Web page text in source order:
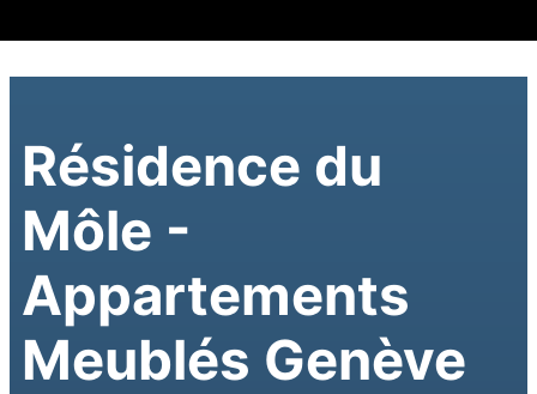
Résidence du
Môle -
Appartements
Meublés Genève